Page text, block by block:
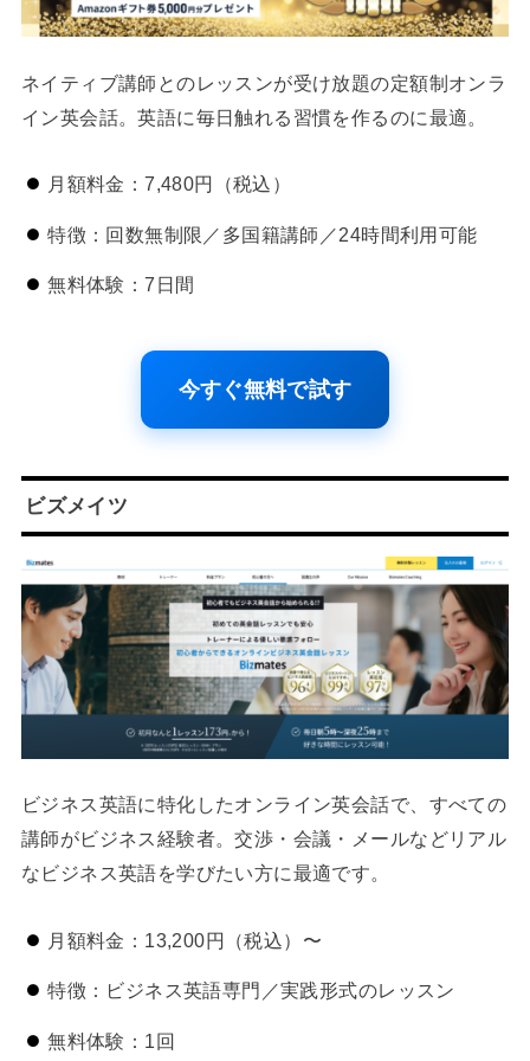
ネイティブ講師とのレッスンが受け放題の定額制オンラ
イン英会話。英語に毎日触れる習慣を作るのに最適。
月額料金：7,480円（税込）
特徴：回数無制限／多国籍講師／24時間利用可能
無料体験：7日間
今すぐ無料で試す
ビズメイツ
ビジネス英語に特化したオンライン英会話で、すべての
講師がビジネス経験者。交渉・会議・メールなどリアル
なビジネス英語を学びたい方に最適です。
月額料金：13,200円（税込）〜
特徴：ビジネス英語専門／実践形式のレッスン
無料体験：1回